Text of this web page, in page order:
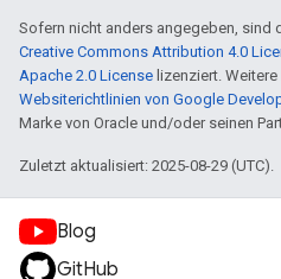
Sofern nicht anders angegeben, sind
Creative Commons Attribution 4.0
Apache 2.0 License lizenziert.
Websiterichtlinien von Google
Marke von Oracle und/oder seinen
Zuletzt aktualisiert: 2025-08-29 (UTC).
Blog
GitHub